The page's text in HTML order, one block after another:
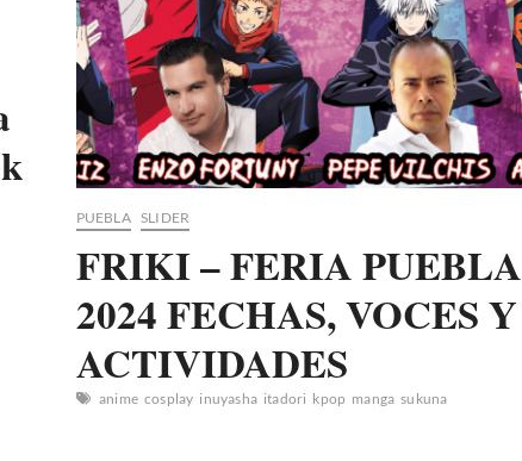
PUEBLA SLIDER
FRIKI – FERIA PUEBLA
2024 FECHAS, VOCES Y
ACTIVIDADES
anime cosplay inuyasha itadori kpop manga sukuna